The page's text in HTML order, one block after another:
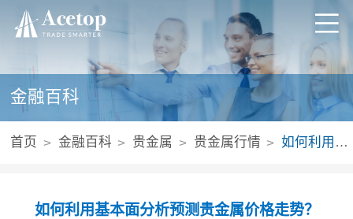
金融百科
首页 金融百科 贵金属 贵金属行情 如何利用基本面分析预测贵金属价格走势？
如何利用基本面分析预测贵金属价格走势？